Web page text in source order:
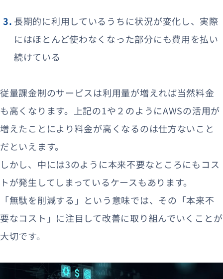
長期的に利用しているうちに状況が変化し、実際
にはほとんど使わなくなった部分にも費用を払い
続けている
従量課金制のサービスは利用量が増えれば当然料金
も高くなります。上記の1や２のようにAWSの活用が
増えたことにより料金が高くなるのは仕方ないこと
だといえます。
しかし、中には3のように本来不要なところにもコス
トが発生してしまっているケースもあります。
「無駄を削減する」という意味では、その「本来不
要なコスト」に注目して改善に取り組んでいくことが
大切です。